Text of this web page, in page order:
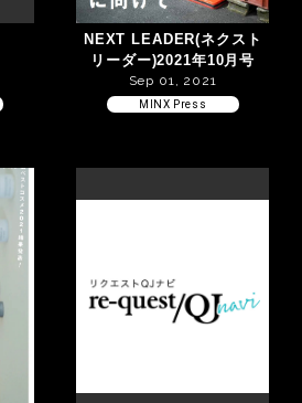
NEXT LEADER(ネクスト
リーダー)2021年10月号
Sep 01, 2021
MINX Press